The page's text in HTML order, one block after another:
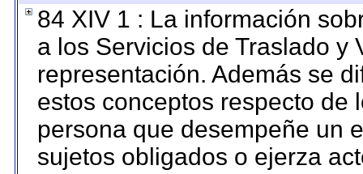
84 XIV 1 : La información
a los Servicios de Traslado y
representación. Además se
estos conceptos respecto de
persona que desempeñe un
sujetos obligados o ejerza